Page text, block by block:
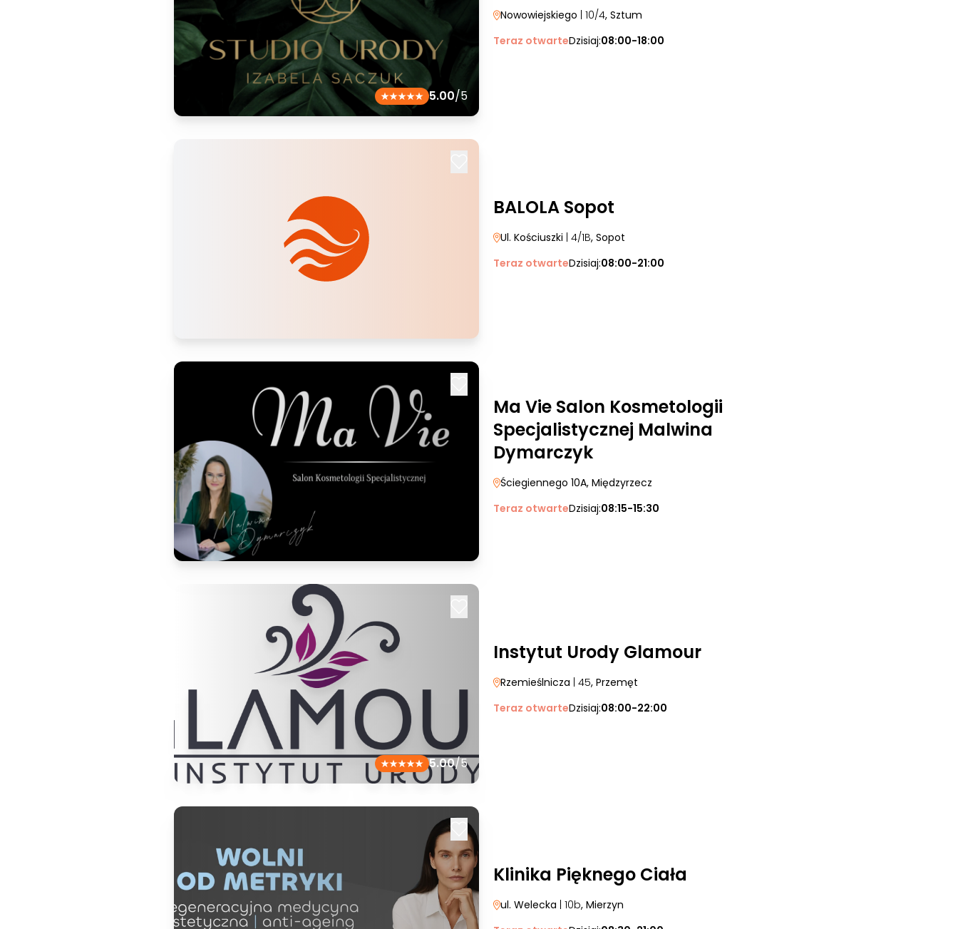
5.00/5
Nowowiejskiego | 10/4, Sztum
Teraz otwarteDzisiaj:08:00-18:00
BALOLA Sopot
Ul. Kościuszki | 4/1B, Sopot
Teraz otwarteDzisiaj:08:00-21:00
Ma Vie Salon Kosmetologii
Specjalistycznej Malwina
Dymarczyk
Ściegiennego 10A, Międzyrzecz
Teraz otwarteDzisiaj:08:15-15:30
5.00/5
Instytut Urody Glamour
Rzemieślnicza | 45, Przemęt
Teraz otwarteDzisiaj:08:00-22:00
Klinika Pięknego Ciała
ul. Welecka | 10b, Mierzyn